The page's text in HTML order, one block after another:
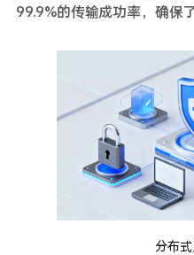
99.9%的传输成功率，确保
分布